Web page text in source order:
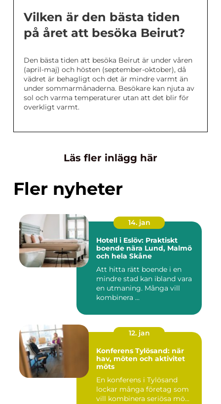
Vilken är den bästa tiden
på året att besöka Beirut?
Den bästa tiden att besöka Beirut är under våren
(april-maj) och hösten (september-oktober), då
vädret är behagligt och det är mindre varmt än
under sommarmånaderna. Besökare kan njuta av
sol och varma temperaturer utan att det blir för
overkligt varmt.
Läs fler inlägg här
Fler nyheter
14. jan
Hotell i Eslöv: Praktiskt
boende nära Lund, Malmö
och hela Skåne
Att hitta rätt boende i en
mindre stad kan ibland vara
en utmaning. Många vill
kombinera ...
12. jan
Konferens Tylösand: när
hav, möten och aktivitet
möts
En konferens i Tylösand
lockar många företag som
vill kombinera seriösa mö...